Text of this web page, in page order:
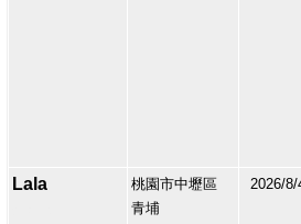
Lala
桃園市中壢區
青埔
2026/8/